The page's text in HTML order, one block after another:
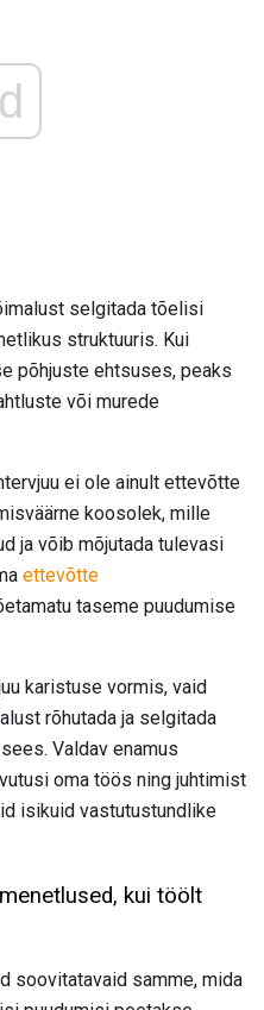
selgitada tõelisi
struktuuris. Kui
põhjuste ehtsuses, peaks
või murede
ei ole ainult ettevõtte
koosolek, mille
ja võib mõjutada tulevasi
ettevõtte
taseme puudumise
karistuse vormis, vaid
rõhutada ja selgitada
Valdav enamus
oma töös ning juhtimist
isikuid vastutustundlike
kui töölt
soovitatavaid samme, mida